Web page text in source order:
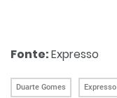
Fonte:Expresso
Duarte Gomes Expresso